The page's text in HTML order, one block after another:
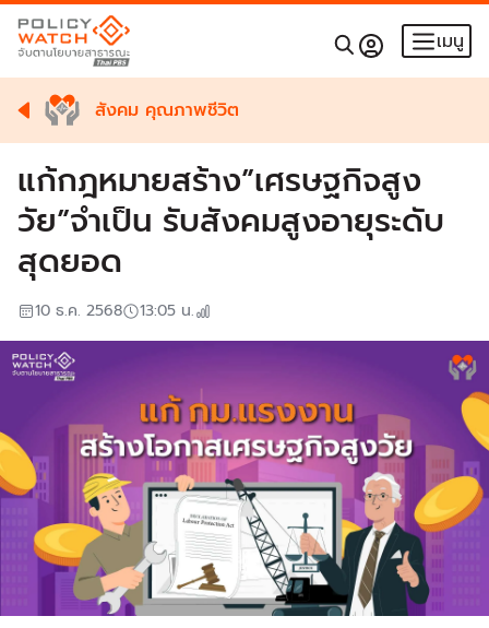
เมนู
สังคม คุณภาพชีวิต
แก้กฎหมายสร้าง”เศรษฐกิจสูง
วัย”จำเป็น รับสังคมสูงอายุระดับ
สุดยอด
10 ธ.ค. 2568 13:05 น.